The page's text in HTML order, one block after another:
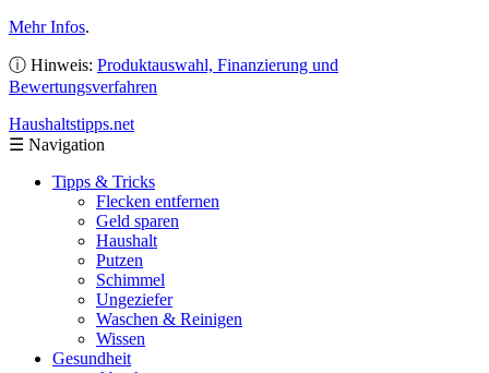
Mehr Infos.
ⓘ Hinweis: Produktauswahl, Finanzierung und
Bewertungsverfahren
Haushaltstipps.net
☰ Navigation
Tipps & Tricks
Flecken entfernen
Geld sparen
Haushalt
Putzen
Schimmel
Ungeziefer
Waschen & Reinigen
Wissen
Gesundheit